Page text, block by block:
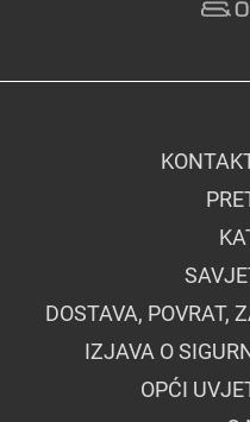
DOSTAVA, POVRAT,
IZJAVA O
OPĆI